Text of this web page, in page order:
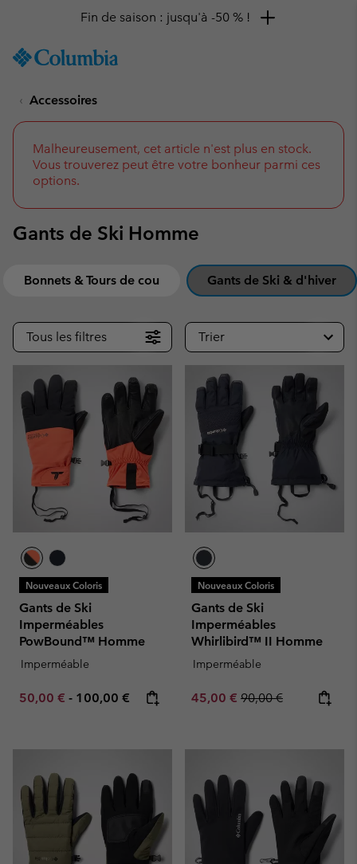
TO
SKIP
NAV
SKIP
TO
SEARCH
Fin de saison : jusqu'à -50 % !
Accessoires
Malheureusement, cet article n'est plus en stock.
Vous trouverez peut être votre bonheur parmi ces
options.
Gants de Ski Homme
Bonnets & Tours de cou Gants de Ski & d'hiver
Tous les filtres Trier
Nouveaux Coloris
Gants de Ski
Imperméables
PowBound™ Homme
Imperméable
Minimum sale price:
50,00 € - Maximum price:
100,00 €
Nouveaux Coloris
Gants de Ski
Imperméables
Whirlibird™ II Homme
Imperméable
Sale price:
45,00 € Regular price:
90,00 €